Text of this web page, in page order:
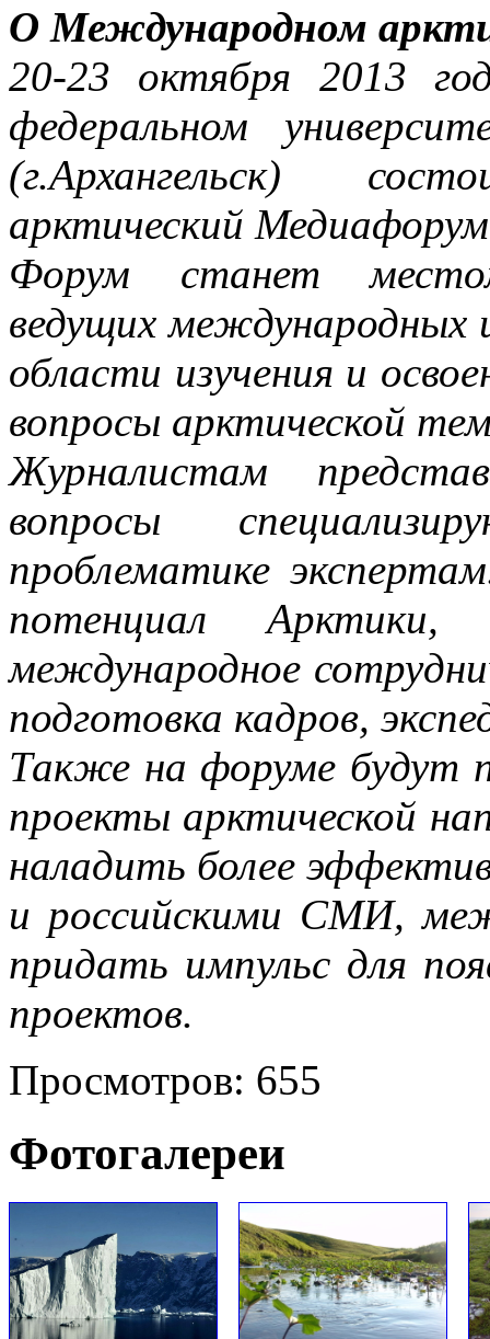
О Международном
20-23 октября 2013
федеральном
(г.Архангельск)
арктический
Форум станет
ведущих международных
области изучения и
вопросы арктической
Журналистам
вопросы
проблематике
потенциал Арктики,
международное
подготовка кадров,
Также на форуме будут
проекты арктической
наладить более
и российскими СМИ,
придать импульс для
проектов.
Просмотров: 655
Фотогалереи